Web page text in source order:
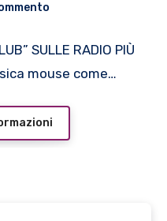
SULLE RADIO PIÙ
mouse come…